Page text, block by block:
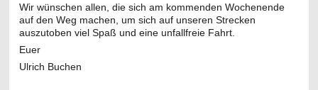
Wir wünschen allen, die sich am kommenden Wochenende
auf den Weg machen, um sich auf unseren Strecken
auszutoben viel Spaß und eine unfallfreie Fahrt.
Euer
Ulrich Buchen